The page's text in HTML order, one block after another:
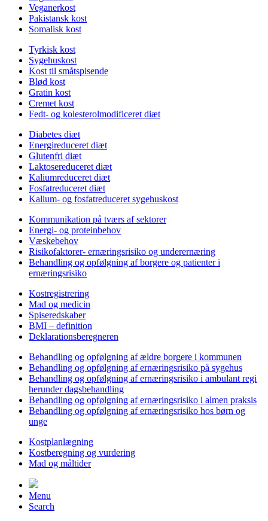
Veganerkost
Pakistansk kost
Somalisk kost
Tyrkisk kost
Sygehuskost
Kost til småtspisende
Blød kost
Gratin kost
Cremet kost
Fedt- og kolesterolmodificeret diæt
Diabetes diæt
Energireduceret diæt
Glutenfri diæt
Laktosereduceret diæt
Kaliumreduceret diæt
Fosfatreduceret diæt
Kalium- og fosfatreduceret sygehuskost
Kommunikation på tværs af sektorer
Energi- og proteinbehov
Væskebehov
Risikofaktorer- ernæringsrisiko og underernæring
Behandling og opfølgning af borgere og patienter i
ernæringsrisiko
Kostregistrering
Mad og medicin
Spiseredskaber
BMI – definition
Deklarationsberegneren
Behandling og opfølgning af ældre borgere i kommunen
Behandling og opfølgning af ernæringsrisiko på sygehus
Behandling og opfølgning af ernæringsrisiko i ambulant regi
herunder dagsbehandling
Behandling og opfølgning af ernæringsrisiko i almen praksis
Behandling og opfølgning af ernæringsrisiko hos børn og
unge
Kostplanlægning
Kostberegning og vurdering
Mad og måltider
Menu
Search